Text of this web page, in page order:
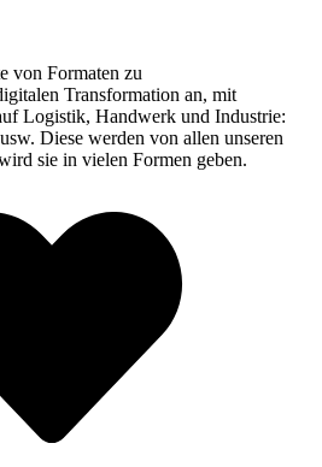
von Formaten zu
Transformation an, mit
Logistik, Handwerk und Industrie:
Diese werden von allen unseren
sie in vielen Formen geben.